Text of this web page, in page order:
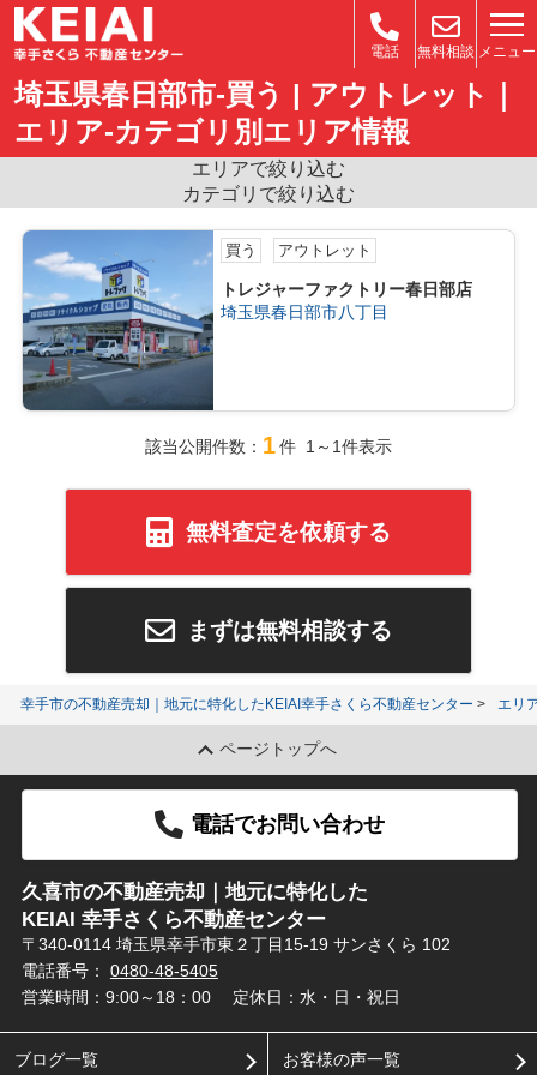
電話 無料相談 メニュー
埼玉県春日部市-買う | アウトレット｜
エリア-カテゴリ別エリア情報
エリアで絞り込む
カテゴリで絞り込む
買う アウトレット
トレジャーファクトリー春日部店
埼玉県春日部市八丁目
該当公開件数： 1件 1～1件表示
無料査定を依頼する
まずは無料相談する
幸手市の不動産売却｜地元に特化したKEIAI幸手さくら不動産センター エリ
ページトップへ
電話でお問い合わせ
久喜市の不動産売却｜地元に特化した
KEIAI 幸手さくら不動産センター
〒340-0114 埼玉県幸手市東２丁目15-19 サンさくら 102
電話番号： 0480-48-5405
営業時間：9:00～18：00
定休日：水・日・祝日
ブログ一覧 お客様の声一覧